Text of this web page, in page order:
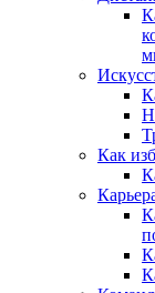
Как